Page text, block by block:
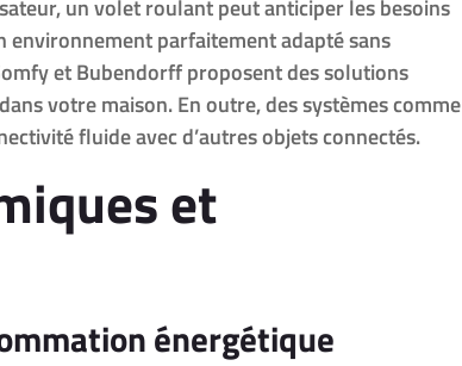
un volet roulant peut anticiper les besoins
parfaitement adapté sans
et Bubendorff proposent des solutions
votre maison. En outre, des systèmes comme
fluide avec d’autres objets connectés.
et
énergétique